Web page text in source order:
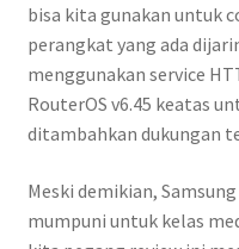
bisa kita gunakan untuk
perangkat yang ada
menggunakan service
RouterOS v6.45 keatas
ditambahkan dukungan
Meski demikian,
mumpuni untuk kelas